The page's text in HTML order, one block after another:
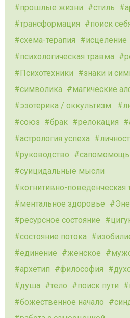
прошлые жизни
стиль
трансформация
поиск
схема-терапия
исцеление
психологическая травма
Психотехники
знаки и
символика
магические
эзотерика / оккультизм.
союз
брак релокация
астрология успеха
руководство
сапомомощь
суицидальные мысли
когнитивно-поведенческая
ментальное здоровье
ресурсное состояние
состояние потока
единение
женское
архетип
философия
душа
тело поиск пути
божественное начало